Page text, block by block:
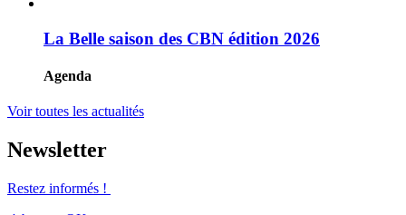
La Belle saison des CBN édition 2026
Agenda
Voir toutes les actualités
Newsletter
Restez informés !